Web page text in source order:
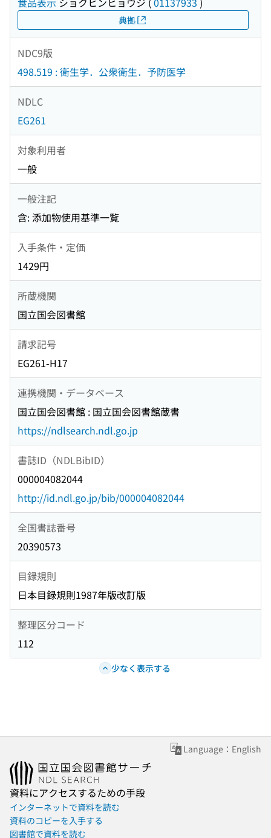
典拠
NDC9版
498.519 : 衛生学．公衆衛生．予防医学
NDLC
EG261
対象利用者
一般
一般注記
含: 添加物使用基準一覧
入手条件・定価
1429円
所蔵機関
国立国会図書館
請求記号
EG261-H17
連携機関・データベース
国立国会図書館 : 国立国会図書館蔵書
https://ndlsearch.ndl.go.jp
書誌ID（NDLBibID）
000004082044
http://id.ndl.go.jp/bib/000004082044
全国書誌番号
20390573
目録規則
日本目録規則1987年版改訂版
整理区分コード
112
少なく表示する
Language：English
資料にアクセスするための手段
インターネットで資料を読む
資料のコピーを入手する
図書館で資料を読む